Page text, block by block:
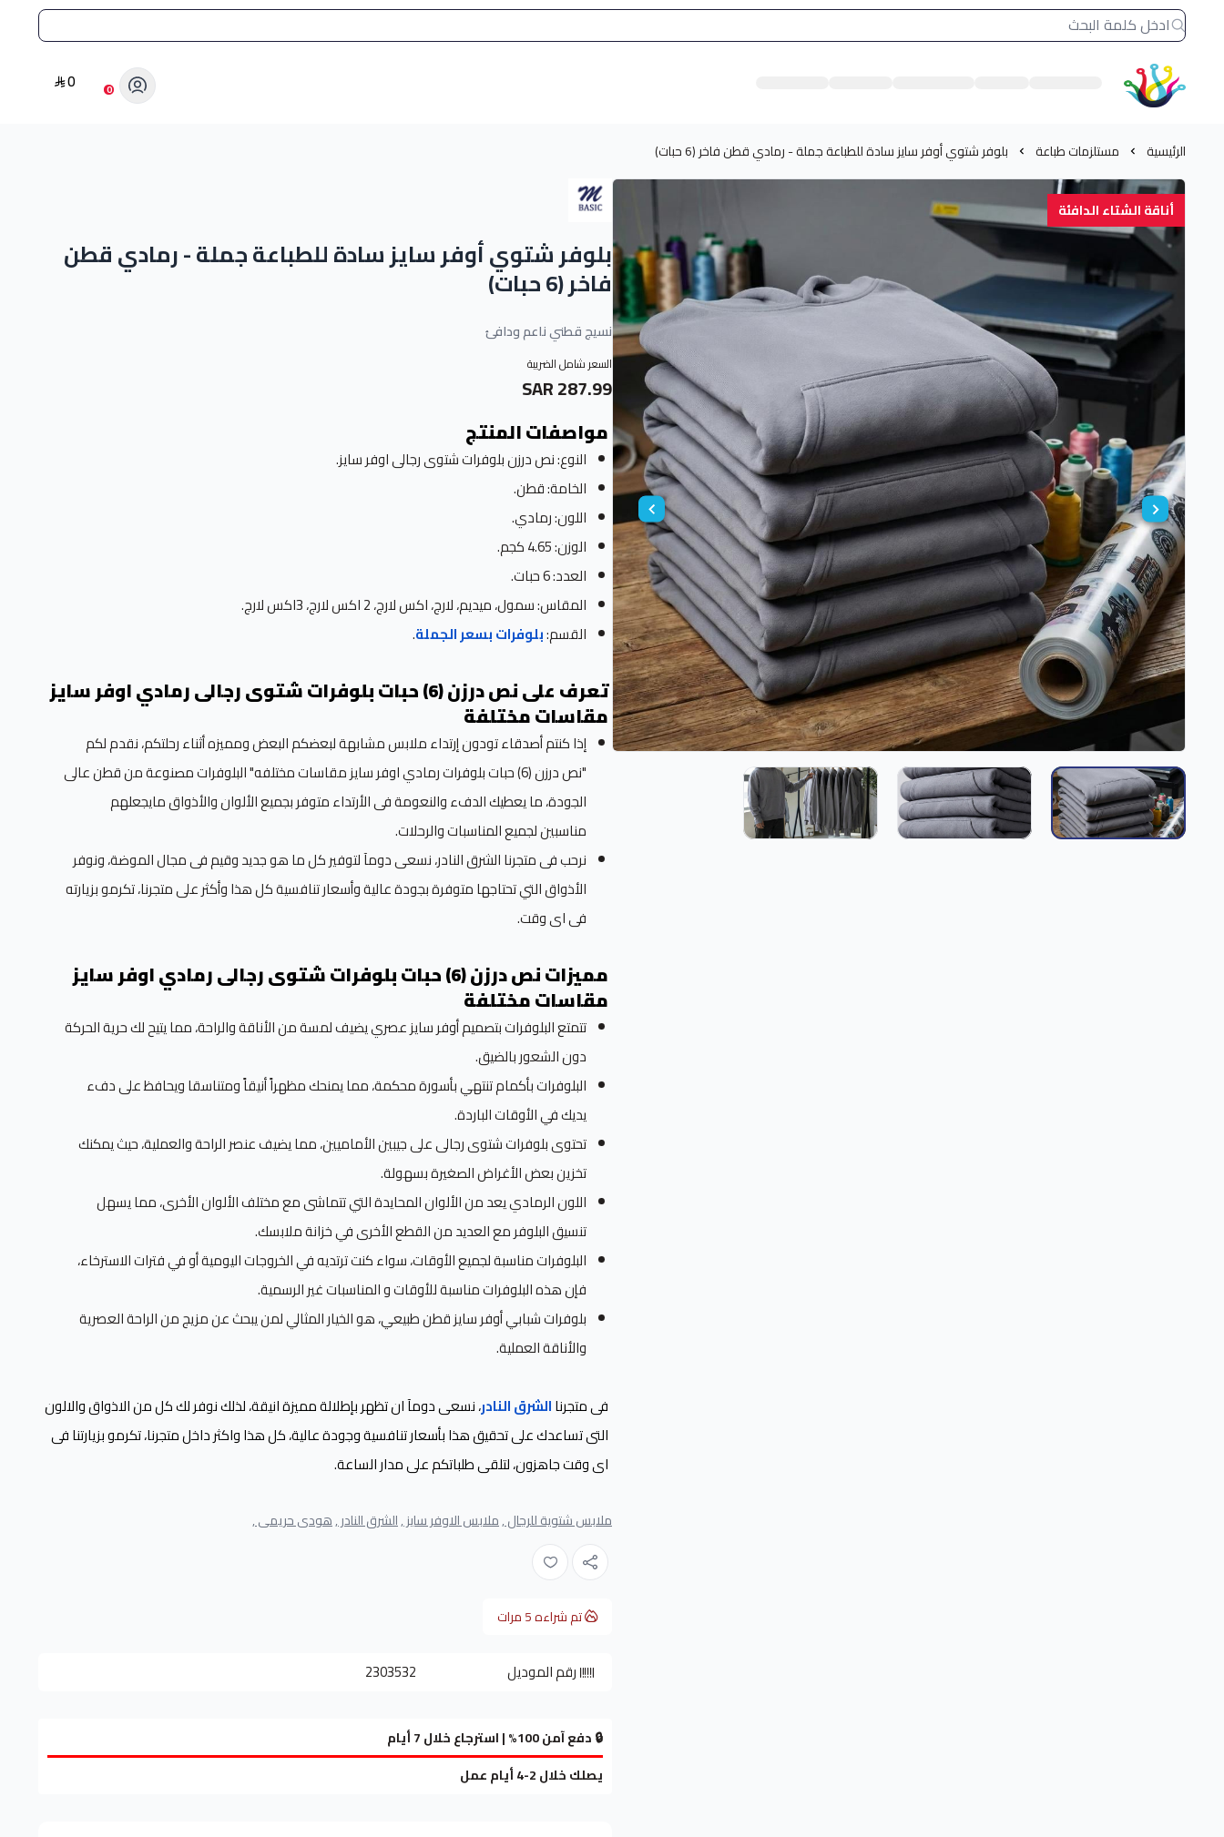
الشرق النادر بيع مستلزمات طباعة حرارية 0
0
الرئيسية مستلزمات طباعة بلوفر شتوي أوفر سايز سادة للطباعة جملة - رمادي قطن فاخر (6 حبات)
أناقة الشتاء الدافئة
بلوفر شتوي أوفر سايز سادة للطباعة جملة - رمادي قطن
فاخر (6 حبات)
نسيج قطني ناعم ودافئ
السعر شامل الضريبة
287.99 SAR
مواصفات المنتج
النوع: نص درزن بلوفرات شتوى رجالى اوفر سايز.
الخامة: قطن.
اللون: رمادي.
الوزن: 4.65 كجم.
العدد: 6 حبات.
المقاس: سمول، ميديم، لارج، اكس لارج، 2 اكس لارج، 3اكس لارج.
القسم:بلوفرات بسعر الجملة.
تعرف على نص درزن (6) حبات بلوفرات شتوى رجالى رمادي اوفر سايز
مقاسات مختلفة
إذا كنتم أصدقاء تودون إرتداء ملابس مشابهة لبعضكم البعض ومميزه أثناء رحلتكم، نقدم لكم
"نص درزن (6) حبات بلوفرات رمادي اوفر سايز مقاسات مختلفه" البلوفرات مصنوعة من قطن عالى
الجودة، ما يعطيك الدفء والنعومة فى الأرتداء متوفر بجميع الألوان والأذواق مايجعلهم
مناسبين لجميع المناسبات والرحلات.
نرحب فى متجرنا الشرق النادر، نسعى دومآ لتوفير كل ما هو جديد وقيم فى مجال الموضة، ونوفر
الأذواق التي تحتاجها متوفرة بجودة عالية وأسعار تنافسية كل هذا وأكثر على متجرنا، تكرمو بزيارته
فى اى وقت.
مميزات نص درزن (6) حبات بلوفرات شتوى رجالى رمادي اوفر سايز
مقاسات مختلفة
تتمتع البلوفرات بتصميم أوفر سايز عصري يضيف لمسة من الأناقة والراحة، مما يتيح لك حرية الحركة
دون الشعور بالضيق.
البلوفرات بأكمام تنتهي بأسورة محكمة، مما يمنحك مظهراً أنيقاً ومتناسقا ويحافظ على دفء
يديك في الأوقات الباردة.
تحتوى بلوفرات شتوى رجالى على جيبين الأماميين، مما يضيف عنصر الراحة والعملية، حيث يمكنك
تخزين بعض الأغراض الصغيرة بسهولة.
اللون الرمادي يعد من الألوان المحايدة التي تتماشى مع مختلف الألوان الأخرى، مما يسهل
تنسيق البلوفر مع العديد من القطع الأخرى في خزانة ملابسك.
البلوفرات مناسبة لجميع الأوقات، سواء كنت ترتديه في الخروجات اليومية أو في فترات الاسترخاء،
فإن هذه البلوفرات مناسبة للأوقات و المناسبات غير الرسمية.
بلوفرات شبابي أوفر سايز قطن طبيعي، هو الخيار المثالي لمن يبحث عن مزيج من الراحة العصرية
والأناقة العملية.
فى متجرناالشرق النادر، نسعى دومآ ان تظهر بإطلالة مميزة انيقة، لذلك نوفر لك كل من الاذواق والالون
التى تساعدك على تحقيق هذا بأسعار تنافسية وجودة عالية، كل هذا واكثر داخل متجرنا، تكرمو بزيارتنا فى
اى وقت جاهزون، لتلقى طلباتكم على مدار الساعة.
ملابس شتوية للرجال ,ملابس الاوفر سايز ,الشرق النادر ,هودى حريمى ,
تم شراءه5مرات
رقم الموديل 2303532
🔒 دفع آمن 100% | استرجاع خلال 7 أيام
يصلك خلال 2-4 أيام عمل